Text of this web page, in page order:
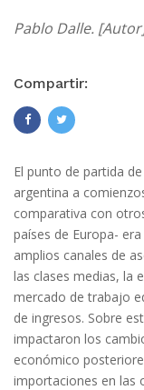
Pablo Dalle.
Compartir:
El punto de partida
argentina a
comparativa con
países de Europa-
amplios canales de
las clases medias, la
mercado de trabajo
de ingresos. Sobre
impactaron los
económico
importaciones en las